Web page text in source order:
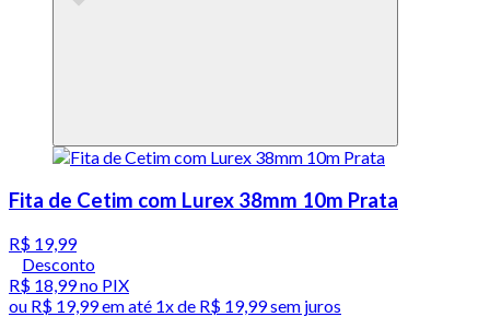
Fita de Cetim com Lurex 38mm 10m Prata
R$ 19,99
Desconto
R$ 18,99no PIX
ou R$ 19,99em até 1x de R$ 19,99sem juros